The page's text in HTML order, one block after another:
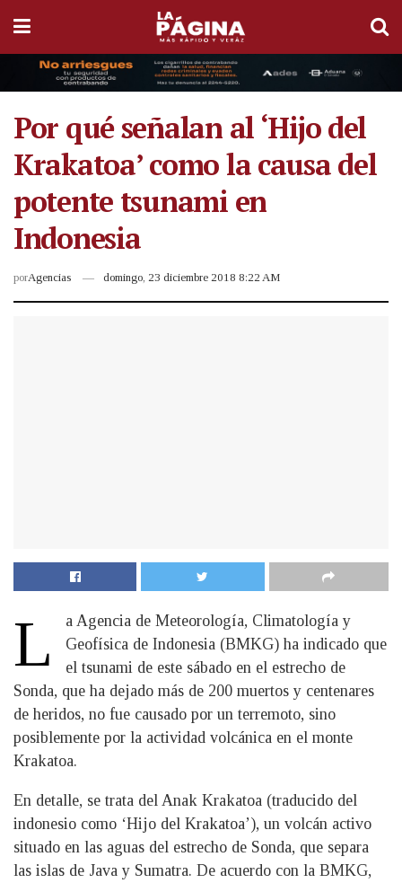
Por qué señalan al ‘Hijo del
Krakatoa’ como la causa del
potente tsunami en
Indonesia
porAgencias domingo, 23 diciembre 2018 8:22 AM
L
a Agencia de Meteorología, Climatología y
Geofísica de Indonesia (BMKG) ha indicado que
el tsunami de este sábado en el estrecho de
Sonda, que ha dejado más de 200 muertos y centenares
de heridos, no fue causado por un terremoto, sino
posiblemente por la actividad volcánica en el monte
Krakatoa.
En detalle, se trata del Anak Krakatoa (traducido del
indonesio como ‘Hijo del Krakatoa’), un volcán activo
situado en las aguas del estrecho de Sonda, que separa
las islas de Java y Sumatra. De acuerdo con la BMKG,